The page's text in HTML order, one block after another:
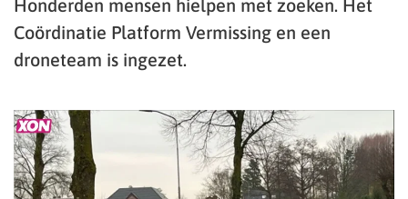
Honderden mensen hielpen met zoeken. Het
Coördinatie Platform Vermissing en een
droneteam is ingezet.